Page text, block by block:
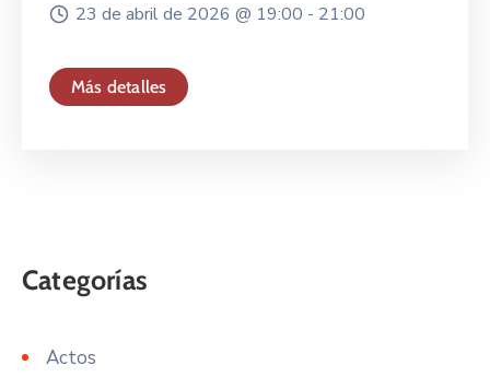
23 de abril de 2026 @ 19:00 - 21:00
Más detalles
Actos